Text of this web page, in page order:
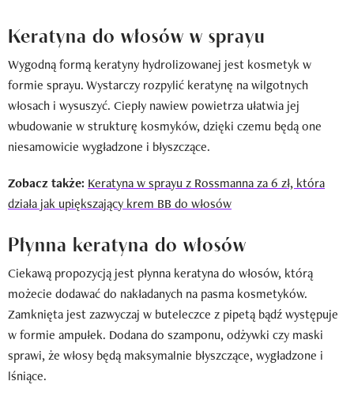
Keratyna do włosów w sprayu
Wygodną formą keratyny hydrolizowanej jest kosmetyk w
formie sprayu. Wystarczy rozpylić keratynę na wilgotnych
włosach i wysuszyć. Ciepły nawiew powietrza ułatwia jej
wbudowanie w strukturę kosmyków, dzięki czemu będą one
niesamowicie wygładzone i błyszczące.
Zobacz także: Keratyna w sprayu z Rossmanna za 6 zł, która
działa jak upiększający krem BB do włosów
Płynna keratyna do włosów
Ciekawą propozycją jest płynna keratyna do włosów, którą
możecie dodawać do nakładanych na pasma kosmetyków.
Zamknięta jest zazwyczaj w buteleczce z pipetą bądź występuje
w formie ampułek. Dodana do szamponu, odżywki czy maski
sprawi, że włosy będą maksymalnie błyszczące, wygładzone i
lśniące.